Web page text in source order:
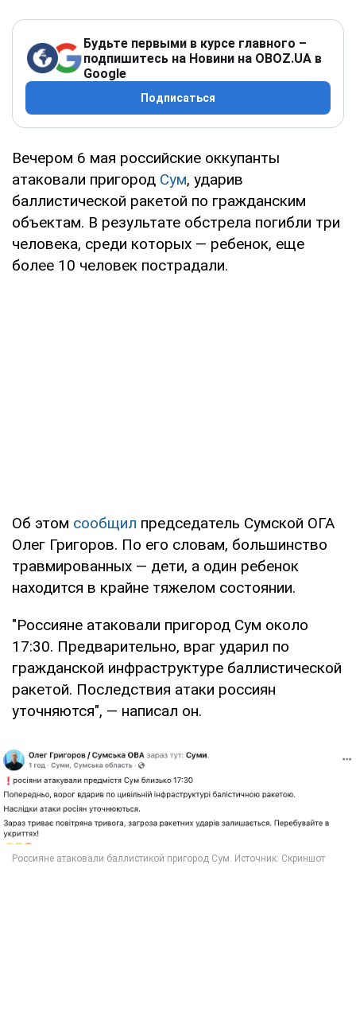
Будьте первыми в курсе главного –
подпишитесь на Новини на OBOZ.UA в
Google
Подписаться
Вечером 6 мая российские оккупанты
атаковали пригород Сум, ударив
баллистической ракетой по гражданским
объектам. В результате обстрела погибли три
человека, среди которых — ребенок, еще
более 10 человек пострадали.
Об этом сообщил председатель Сумской ОГА
Олег Григоров. По его словам, большинство
травмированных — дети, а один ребенок
находится в крайне тяжелом состоянии.
"Россияне атаковали пригород Сум около
17:30. Предварительно, враг ударил по
гражданской инфраструктуре баллистической
ракетой. Последствия атаки россиян
уточняются", — написал он.